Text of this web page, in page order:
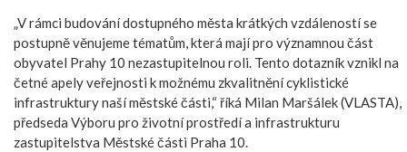
„V rámci budování dostupného města krátkých vzdáleností se
postupně věnujeme tématům, která mají pro významnou část
obyvatel Prahy 10 nezastupitelnou roli. Tento dotazník vznikl na
četné apely veřejnosti k možnému zkvalitnění cyklistické
infrastruktury naší městské části,“ říká Milan Maršálek (VLASTA),
předseda Výboru pro životní prostředí a infrastrukturu
zastupitelstva Městské části Praha 10.